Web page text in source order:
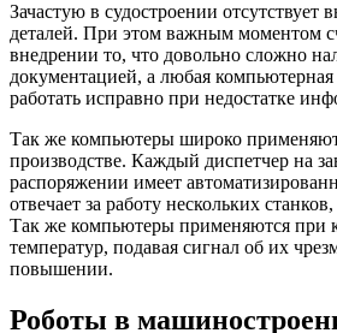
Зачастую в судостроении отсутствует
деталей. При этом важным моментом
внедрении то, что довольно сложно
документацией, а любая компьютерная
работать исправно при недостатке
Так же компьютеры широко
производстве. Каждый диспетчер на
распоряжении имеет
отвечает за работу нескольких
Так же компьютеры применяются при
температур, подавая сигнал об их
повышении.
Роботы в